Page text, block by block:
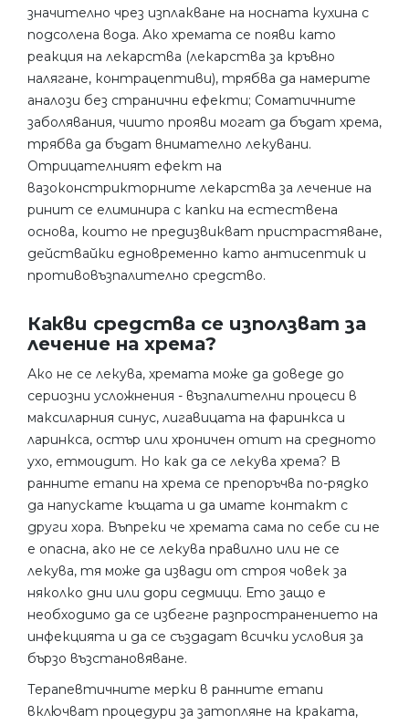
значително чрез изплакване на носната кухина с
подсолена вода. Ако хремата се появи като
реакция на лекарства (лекарства за кръвно
налягане, контрацептиви), трябва да намерите
аналози без странични ефекти; Соматичните
заболявания, чиито прояви могат да бъдат хрема,
трябва да бъдат внимателно лекувани.
Отрицателният ефект на
вазоконстрикторните лекарства за лечение на
ринит се елиминира с капки на естествена
основа, които не предизвикват пристрастяване,
действайки едновременно като антисептик и
противовъзпалително средство.
Какви средства се използват за
лечение на хрема?
Ако не се лекува, хремата може да доведе до
сериозни усложнения - възпалителни процеси в
максиларния синус, лигавицата на фаринкса и
ларинкса, остър или хроничен отит на средното
ухо, етмоидит. Но как да се лекува хрема? В
ранните етапи на хрема се препоръчва по-рядко
да напускате къщата и да имате контакт с
други хора. Въпреки че хремата сама по себе си не
е опасна, ако не се лекува правилно или не се
лекува, тя може да извади от строя човек за
няколко дни или дори седмици. Ето защо е
необходимо да се избегне разпространението на
инфекцията и да се създадат всички условия за
бързо възстановяване.
Терапевтичните мерки в ранните етапи
включват процедури за затопляне на краката,